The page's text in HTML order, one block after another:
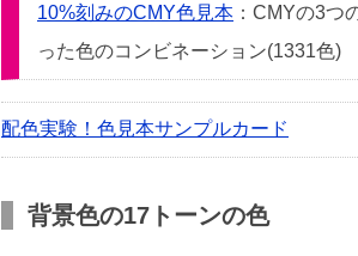
10%刻みのCMY色見本 ：CMYの3つ
った色のコンビネーション(1331色)
配色実験！色見本サンプルカード
背景色の17トーンの色